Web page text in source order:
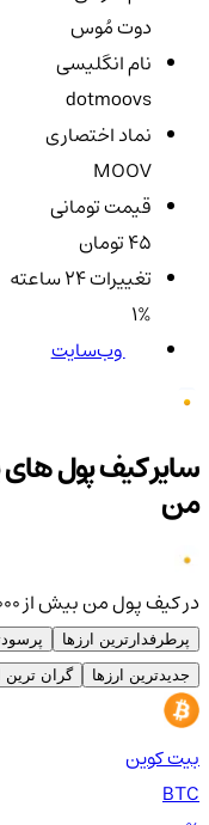
دوت مُوس
نام انگلیسی
dotmoovs
نماد اختصاری
MOOV
قیمت تومانی
45 تومان
تغییرات ۲۴ ساعته
1%
وب‌سایت
سایر کیف پول
من
در کیف پول من بیش از ۳,۰۰۰ ارز دیجیتال قابل معامله وجود دارد
پرطرفدارترین ارزها
جدیدترین ارزها
گران ترین
بیت کوین
BTC